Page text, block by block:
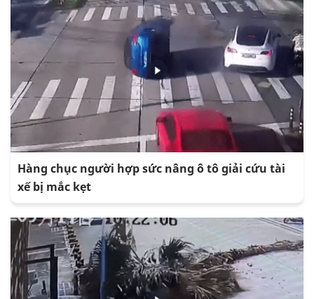
Hàng chục người hợp sức nâng ô tô giải cứu tài
xế bị mắc kẹt